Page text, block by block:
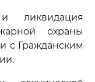
ликвидация
охраны
с Гражданским